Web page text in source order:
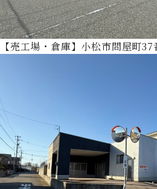
【売工場・倉庫】小松市問屋町